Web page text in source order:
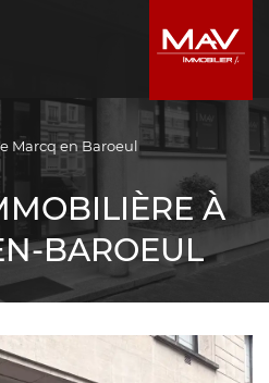
Marcq en Baroeul
À
BAROEUL